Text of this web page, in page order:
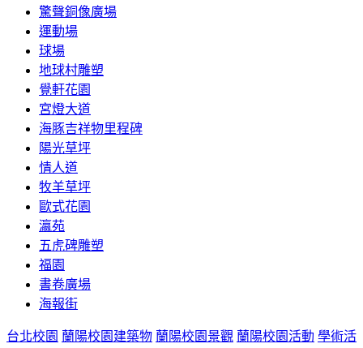
驚聲銅像廣場
運動場
球場
地球村雕塑
覺軒花園
宮燈大道
海豚吉祥物里程碑
陽光草坪
情人道
牧羊草坪
歐式花園
瀛苑
五虎碑雕塑
福園
書卷廣場
海報街
台北校園 蘭陽校園建築物 蘭陽校園景觀 蘭陽校園活動 學術活